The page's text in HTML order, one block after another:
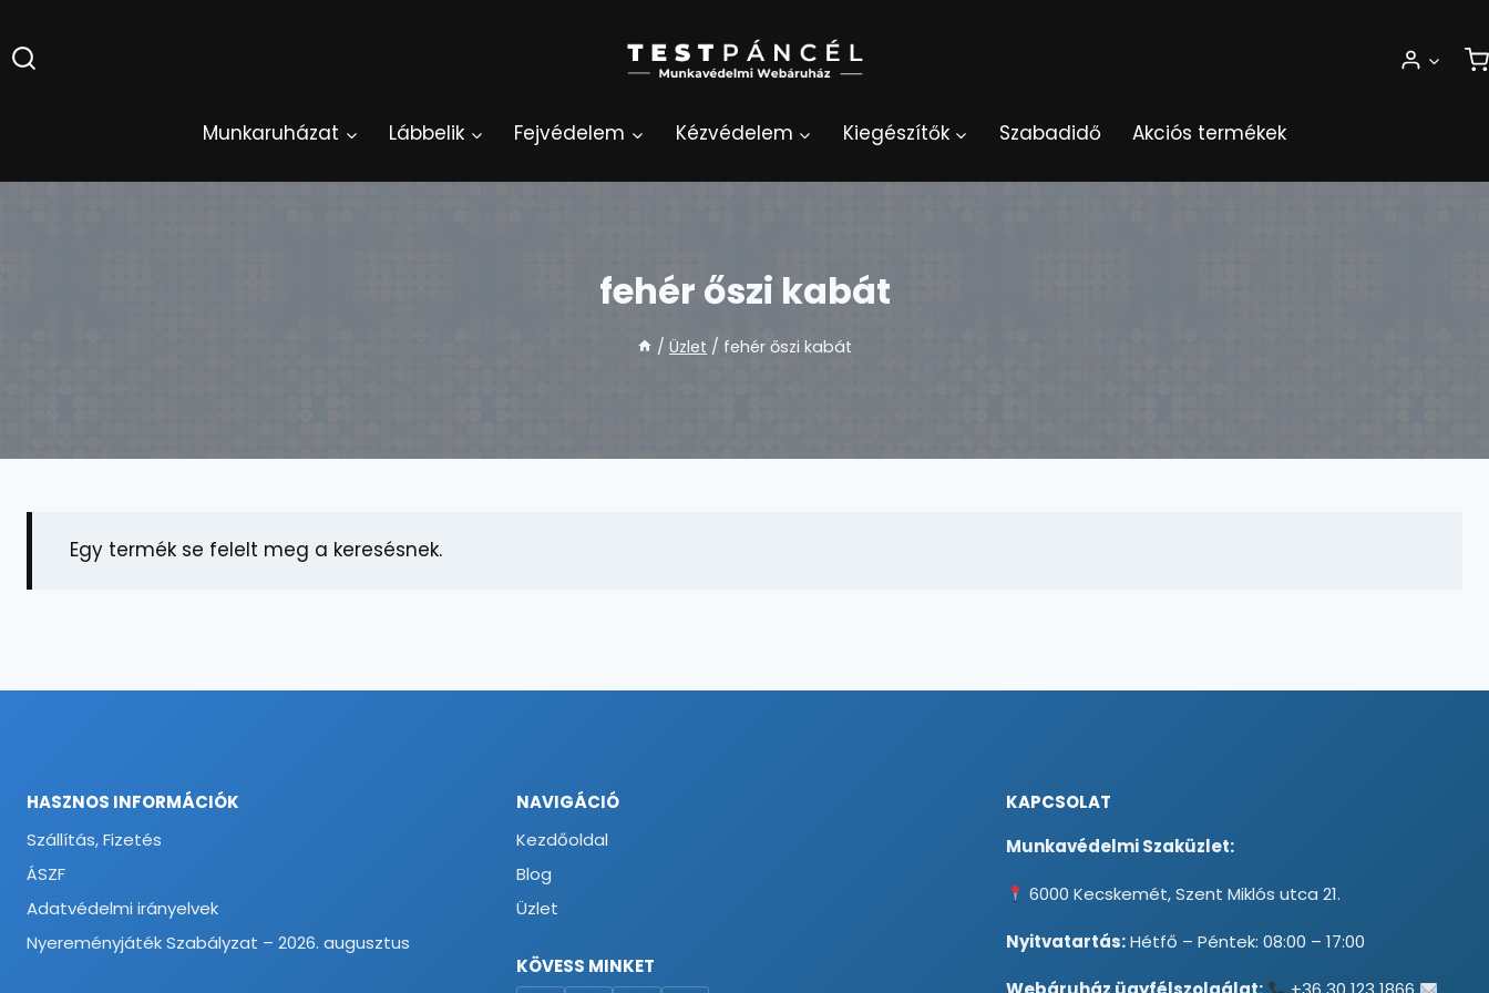
to
content
Munkaruházat Lábbelik Fejvédelem Kézvédelem Kiegészítők Szabadidő Akciós termékek
fehér őszi kabát
/ Üzlet / fehér őszi kabát
Egy termék se felelt meg a keresésnek.
HASZNOS INFORMÁCIÓK
Szállítás, Fizetés
ÁSZF
Adatvédelmi irányelvek
Nyereményjáték Szabályzat – 2026. augusztus
NAVIGÁCIÓ
Kezdőoldal
Blog
Üzlet
KÖVESS MINKET
KAPCSOLAT
Munkavédelmi Szaküzlet:
6000 Kecskemét, Szent Miklós utca 21.
Nyitvatartás:Hétfő – Péntek: 08:00 – 17:00